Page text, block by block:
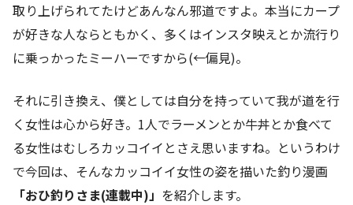
取り上げられてたけどあんなん邪道ですよ。本当にカープ
が好きな人ならともかく、多くはインスタ映えとか流行り
に乗っかったミーハーですから(←偏見)。
それに引き換え、僕としては自分を持っていて我が道を行
く女性は心から好き。1人でラーメンとか牛丼とか食べて
る女性はむしろカッコイイとさえ思いますね。というわけ
で今回は、そんなカッコイイ女性の姿を描いた釣り漫画
「おひ釣りさま(連載中)」 を紹介します。